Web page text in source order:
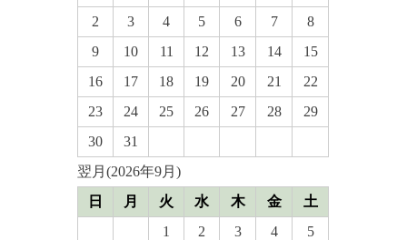
2
3 4 5 6 7
8
9
10 11 12 13 14
15
16
17 18 19 20 21
22
23
24 25 26 27 28
29
30
31
翌月(2026年9月)
日
月 火 水 木 金
土
1
2 3 4
5